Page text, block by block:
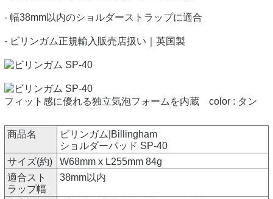
- 幅38mm以内のショルダーストラップに適合
- ビリンガム正規輸入販売店扱い｜英国製
フィット感に優れる独立気泡フォームを内蔵 color : タン
商品名
ビリンガム|Billingham
ショルダーパッド SP-40
サイズ(約)
W68mm x L255mm 84g
適合スト
ラップ幅
38mm以内